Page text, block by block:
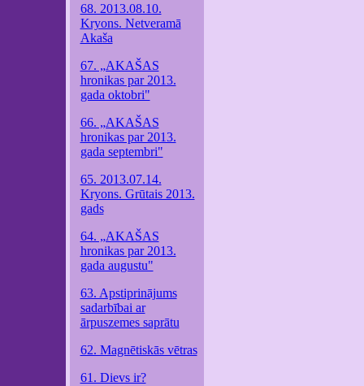
68. 2013.08.10.
Kryons. Netveramā
Akaša
67. „AKAŠAS
hronikas par 2013.
gada oktobri"
66. „AKAŠAS
hronikas par 2013.
gada septembri"
65. 2013.07.14.
Kryons. Grūtais 2013.
gads
64. „AKAŠAS
hronikas par 2013.
gada augustu"
63. Apstiprinājums
sadarbībai ar
ārpuszemes saprātu
62. Magnētiskās vētras
61. Dievs ir?